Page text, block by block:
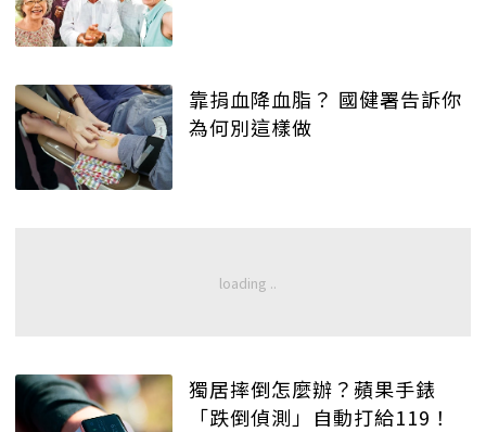
靠捐血降血脂？ 國健署告訴你
為何別這樣做
獨居摔倒怎麼辦？蘋果手錶
「跌倒偵測」自動打給119！